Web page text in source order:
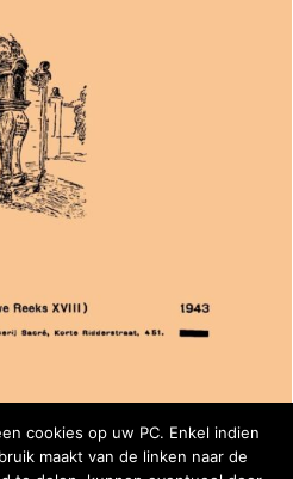
02 – ES&DB
cookies op uw PC. Enkel indien
maakt van de linken naar de